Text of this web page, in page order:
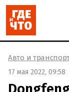
Авто и
17 мая 2022, 09:58